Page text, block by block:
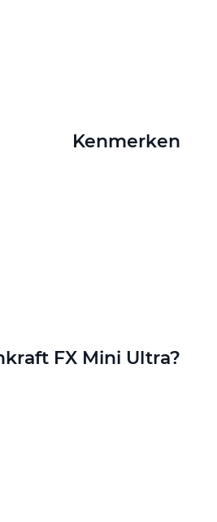
Kenmerken
FX Mini Ultra?